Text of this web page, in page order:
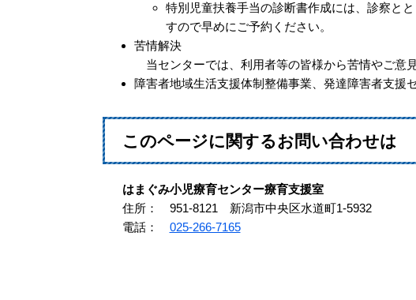
特別児童扶養手当の診断書作成には、診察と
すので早めにご予約ください。
苦情解決
当センターでは、利用者等の皆様から苦情やご意
障害者地域生活支援体制整備事業、発達障害者支援
このページに関するお問い合わせは
はまぐみ小児療育センター療育支援室
住所： 951-8121 新潟市中央区水道町1-5932
電話： 025-266-7165